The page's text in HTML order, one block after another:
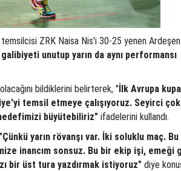
temsilcisi ZRK Naisa Nis'i 30-25 yenen Ardeşen
unutup yarın da aynı performansı
olacağını bildiklerini belirterek, "İlk Avrupa
temsil etmeye çalışıyoruz. Seyirci
büyütebiliriz" ifadelerini kullandı.
"Çünkü yarın rövanşı var. İki soluklu maç. Bu
inancım sonsuz. Bu bir ekip işi, emeği
bir üst tura yazdırmak istiyoruz" diye